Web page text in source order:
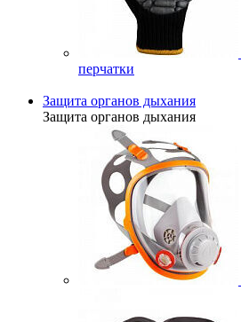
перчатки
Защита органов дыхания
Защита органов дыхания